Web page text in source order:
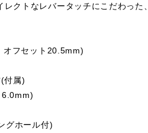
クトなレバータッチにこだわっ
オフセット20.5mm)
付属)
6.0mm)
グホール付)